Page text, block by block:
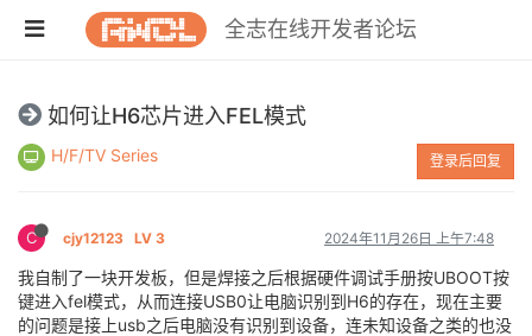
全志在线开发者论坛
如何让H6芯片进入FEL模式
H/F/TV Series 登录后回复
C cjy12123 LV 3 2024年11月26日 上午7:48
我自制了一块开发板，但是焊接之后根据硬件调试手册按UBOOT按
键进入fel模式，从而连接USB0让电脑识别到H6的存在，现在主要
的问题是接上usb之后电脑没有识别到设备，连未知设备之类的也没